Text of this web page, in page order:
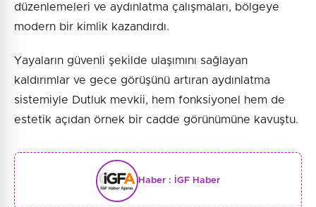
düzenlemeleri ve aydınlatma çalışmaları, bölgeye
modern bir kimlik kazandırdı.
Yayaların güvenli şekilde ulaşımını sağlayan
kaldırımlar ve gece görüşünü artıran aydınlatma
sistemiyle Dutluk mevkii, hem fonksiyonel hem de
estetik açıdan örnek bir cadde görünümüne kavuştu.
Haber : İGF Haber